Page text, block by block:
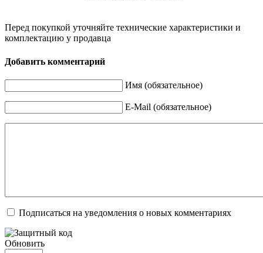
Перед покупкой уточняйте технические характеристики и
комплектацию у продавца
Добавить комментарий
Имя (обязательное)
E-Mail (обязательное)
Подписаться на уведомления о новых комментариях
Обновить